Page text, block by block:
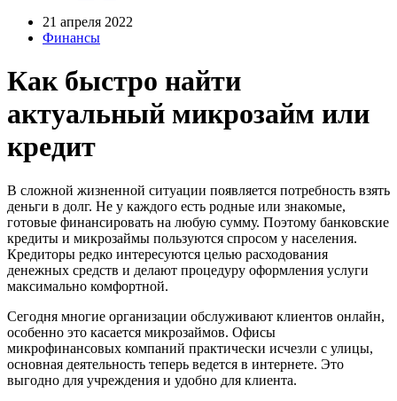
21 апреля 2022
Финансы
Как быстро найти
актуальный микрозайм или
кредит
В сложной жизненной ситуации появляется потребность взять
деньги в долг. Не у каждого есть родные или знакомые,
готовые финансировать на любую сумму. Поэтому банковские
кредиты и микрозаймы пользуются спросом у населения.
Кредиторы редко интересуются целью расходования
денежных средств и делают процедуру оформления услуги
максимально комфортной.
Сегодня многие организации обслуживают клиентов онлайн,
особенно это касается микрозаймов. Офисы
микрофинансовых компаний практически исчезли с улицы,
основная деятельность теперь ведется в интернете. Это
выгодно для учреждения и удобно для клиента.